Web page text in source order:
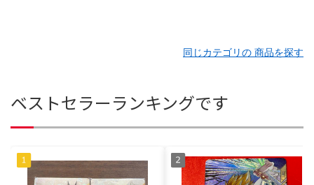
同じカテゴリの 商品を探す
ベストセラーランキングです